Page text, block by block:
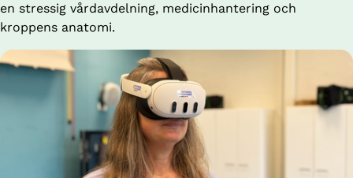
en stressig vårdavdelning, medicinhantering och
kroppens anatomi.